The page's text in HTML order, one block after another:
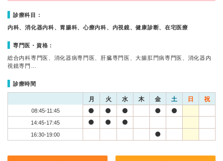
診療科目：
内科、消化器内科、胃腸科、心療内科、内視鏡、健康診断、在宅医療
専門医・資格：
総合内科専門医、消化器病専門医、肝臓専門医、大腸肛門病専門医、消化器内
視鏡専門…
診療時間
月 火 水 木 金 土 日 祝
08:45-11:45
14:45-17:45
16:30-19:00